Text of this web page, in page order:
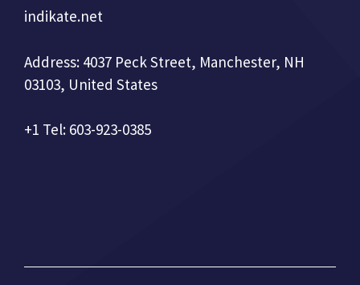
indikate.net
Address: 4037 Peck Street, Manchester, NH
03103, United States
+1 Tel: 603-923-0385